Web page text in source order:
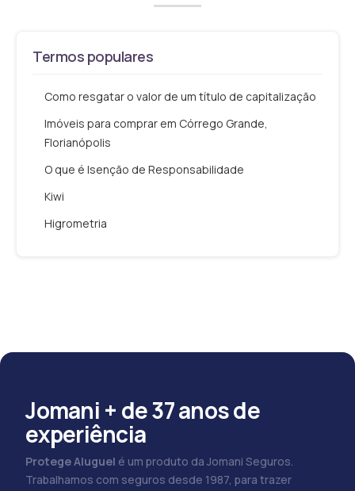
Termos populares
Como resgatar o valor de um título de capitalização
Imóveis para comprar em Córrego Grande,
Florianópolis
O que é Isenção de Responsabilidade
Kiwi
Higrometria
Jomani + de 37 anos de
experiência
Protege Aluguel é um produto da Jomani Seguros.
Trabalhamos com seguros desde 1987, para trazer